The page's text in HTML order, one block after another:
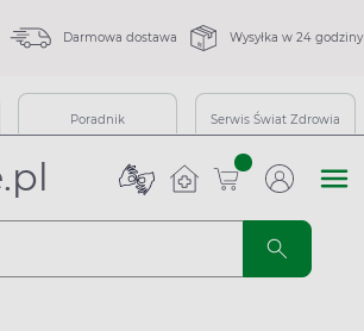
Darmowa dostawa Wysyłka w 24 godziny
Poradnik Serwis Świat Zdrowia
sztuk